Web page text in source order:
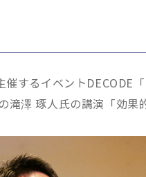
するイベントDECODE「
滝澤 琢人氏の講演「効果